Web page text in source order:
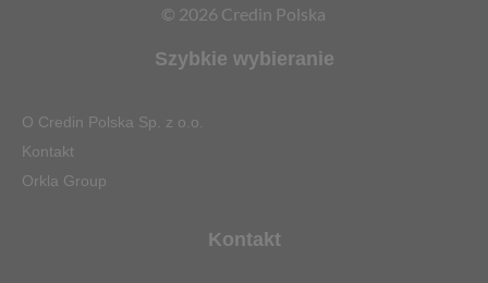
© 2026 Credin Polska
Szybkie wybieranie
O Credin Polska Sp. z o.o.
Kontakt
Orkla Group
Kontakt